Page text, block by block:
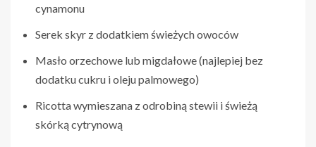
cynamonu
Serek skyr z dodatkiem świeżych owoców
Masło orzechowe lub migdałowe (najlepiej bez
dodatku cukru i oleju palmowego)
Ricotta wymieszana z odrobiną stewii i świeżą
skórką cytrynową